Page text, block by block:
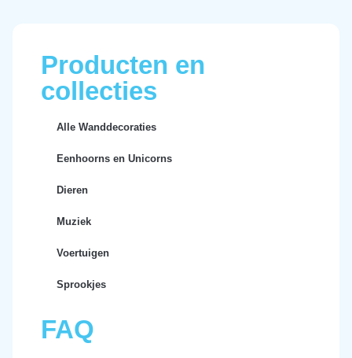
Producten en
collecties
Alle Wanddecoraties
Eenhoorns en Unicorns
Dieren
Muziek
Voertuigen
Sprookjes
FAQ